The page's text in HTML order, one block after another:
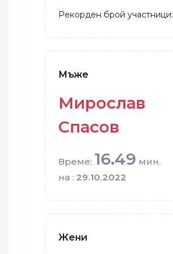
Рекорден брой участници:
Мъже
Мирослав
Спасов
Време: 16.49 мин.
на : 29.10.2022
Жени